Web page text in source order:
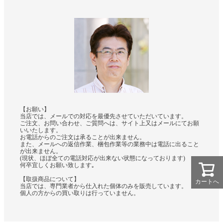
【お願い】
当店では、メールでの対応を最優先させていただいています。
ご注文、お問い合わせ、ご質問へは、サイト上又はメールにてお願
いいたします。
お電話からのご注文は承ることが出来ません。
また、メールへの返信作業、梱包作業等の業務中は電話に出ること
が出来ません。
(現状、ほぼ全ての電話対応が出来ない状態になっております)
何卒宜しくお願い致します｡
【取扱商品について】
当店では、専門業者から仕入れた個体のみを販売しています。
個人の方からの買い取りは行っていません。
カートへ